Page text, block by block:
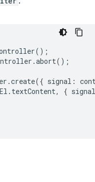
();
.abort();
.create({ signal :
. textContent, { signal